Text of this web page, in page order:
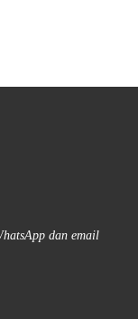
dan email